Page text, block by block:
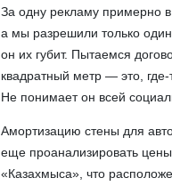
За одну рекламу примерно
а мы разрешили только
он их губит. Пытаемся
квадратный метр — это,
Не понимает он всей
Амортизацию стены для
еще проанализировать
«Казахмыса», что